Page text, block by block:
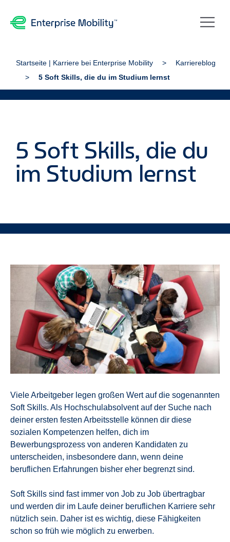
Startseite | Karriere bei Enterprise Mobility
Karriereblog
5 Soft Skills, die du im Studium lernst
5 Soft Skills, die du
im Studium lernst
Viele Arbeitgeber legen großen Wert auf die sogenannten
Soft Skills. Als Hochschulabsolvent auf der Suche nach
deiner ersten festen Arbeitsstelle können dir diese
sozialen Kompetenzen helfen, dich im
Bewerbungsprozess von anderen Kandidaten zu
unterscheiden, insbesondere dann, wenn deine
beruflichen Erfahrungen bisher eher begrenzt sind.
Soft Skills sind fast immer von Job zu Job übertragbar
und werden dir im Laufe deiner beruflichen Karriere sehr
nützlich sein. Daher ist es wichtig, diese Fähigkeiten
schon so früh wie möglich zu erwerben.